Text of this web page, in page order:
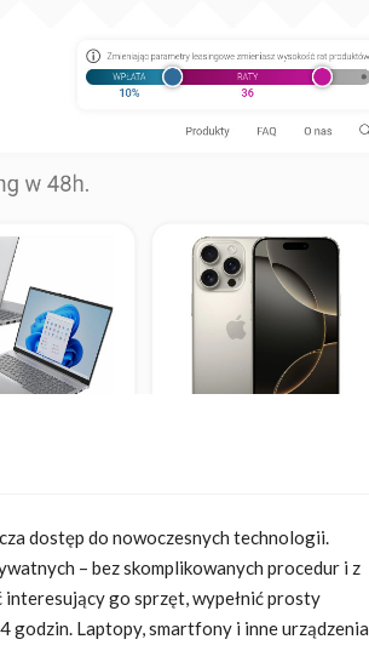
dostęp do nowoczesnych technologii.
– bez skomplikowanych procedur i z
go sprzęt, wypełnić prosty
godzin. Laptopy, smartfony i inne urządzenia